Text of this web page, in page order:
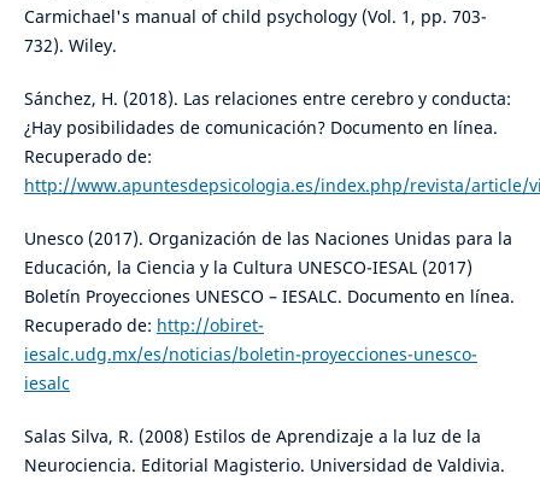
Carmichael's manual of child psychology (Vol. 1, pp. 703-
732). Wiley.
Sánchez, H. (2018). Las relaciones entre cerebro y conducta:
¿Hay posibilidades de comunicación? Documento en línea.
Recuperado de:
http://www.apuntesdepsicologia.es/index.php/revista/article/
Unesco (2017). Organización de las Naciones Unidas para la
Educación, la Ciencia y la Cultura UNESCO-IESAL (2017)
Boletín Proyecciones UNESCO – IESALC. Documento en línea.
Recuperado de: http://obiret-
iesalc.udg.mx/es/noticias/boletin-proyecciones-unesco-
iesalc
Salas Silva, R. (2008) Estilos de Aprendizaje a la luz de la
Neurociencia. Editorial Magisterio. Universidad de Valdivia.